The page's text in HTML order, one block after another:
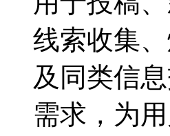
线索收集
及同类信
需求，为